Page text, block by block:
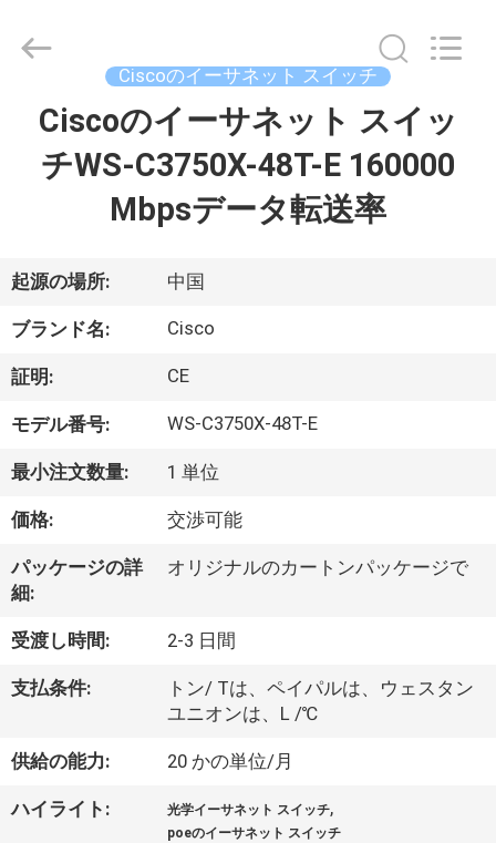
品
ビ
デ
オ
わ
た
ち
に
つ
Equipment
Ciscoのイーサネット スイッチ
Ciscoのイーサネット スイッ
チWS-C3750X-48T-E 160000
Mbpsデータ転送率
起源の場所: 中国
ブランド名: Cisco
証明: CE
モデル番号: WS-C3750X-48T-E
最小注文数量: 1 単位
価格: 交渉可能
パッケージの詳
細:
オリジナルのカートンパッケージで
受渡し時間: 2-3 日間
支払条件:
トン/ Tは、ペイパルは、ウェスタン
ユニオンは、L /℃
供給の能力: 20 かの単位/月
ハイライト: 光学イーサネット スイッチ,
poeのイーサネット スイッチ